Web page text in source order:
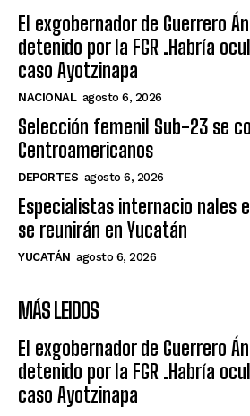
El exgobernador de Guerrero
detenido por la FGR .Habría
caso Ayotzinapa
NACIONAL agosto 6, 2026
Selección femenil Sub-23 se
Centroamericanos
DEPORTES agosto 6, 2026
Especialistas internacio nales
se reunirán en Yucatán
YUCATÁN agosto 6, 2026
MÁS LEIDOS
El exgobernador de Guerrero
detenido por la FGR .Habría
caso Ayotzinapa